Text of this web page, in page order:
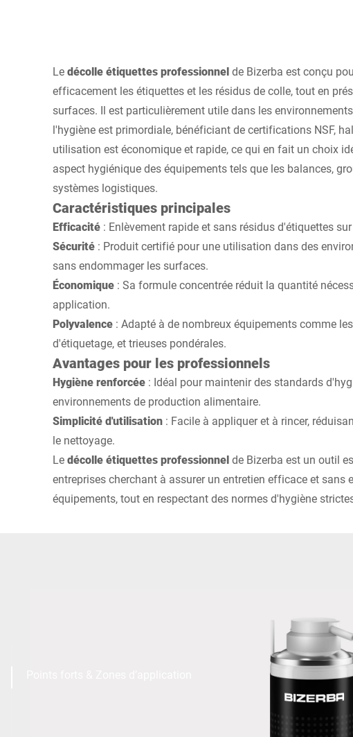
Ledécolle étiquettes professionnelde Bizerba est conçu
efficacement les étiquettes et les résidus de colle, tout en
surfaces. Il est particulièrement utile dans les
l'hygiène est primordiale, bénéficiant de certifications NSF,
utilisation est économique et rapide, ce qui en fait un choix
aspect hygiénique des équipements tels que les balances,
systèmes logistiques.
Caractéristiques principales
Efficacité : Enlèvement rapide et sans résidus d'étiquettes
Sécurité : Produit certifié pour une utilisation dans des
sans endommager les surfaces.
Économique : Sa formule concentrée réduit la quantité
application.
Polyvalence : Adapté à de nombreux équipements comme
d'étiquetage, et trieuses pondérales.
Avantages pour les professionnels
Hygiène renforcée : Idéal pour maintenir des standards
environnements de production alimentaire.
Simplicité d'utilisation : Facile à appliquer et à rincer,
le nettoyage.
Ledécolle étiquettes professionnelde Bizerba est un outil
entreprises cherchant à assurer un entretien efficace et sans
équipements, tout en respectant des normes d'hygiène